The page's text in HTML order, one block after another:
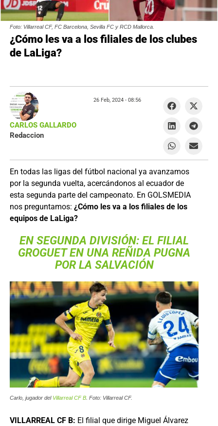
Foto: Villarreal CF, FC Barcelona, Sevilla FC y RCD Mallorca.
¿Cómo les va a los filiales de los clubes
de LaLiga?
En todas las ligas del fútbol nacional ya avanzamos
por la segunda vuelta, acercándonos al ecuador de
esta segunda parte del campeonato. En GOLSMEDIA
nos preguntamos: ¿Cómo les va a los filiales de los
equipos de LaLiga?
EN SEGUNDA DIVISIÓN: EL FILIAL
GROGUET EN UNA REÑIDA PUGNA
POR LA SALVACIÓN
Carlo, jugador del Villarreal CF B . Foto: Villarreal CF.
VILLARREAL CF B: El filial que dirige Miguel Álvarez
CARLOS GALLARDO
Redaccion
26 Feb, 2024 - 08:56